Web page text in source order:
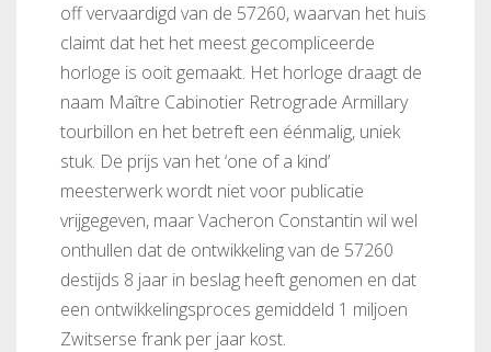
off vervaardigd van de 57260, waarvan het huis
claimt dat het het meest gecompliceerde
horloge is ooit gemaakt. Het horloge draagt de
naam Maître Cabinotier Retrograde Armillary
tourbillon en het betreft een éénmalig, uniek
stuk. De prijs van het ‘one of a kind’
meesterwerk wordt niet voor publicatie
vrijgegeven, maar Vacheron Constantin wil wel
onthullen dat de ontwikkeling van de 57260
destijds 8 jaar in beslag heeft genomen en dat
een ontwikkelingsproces gemiddeld 1 miljoen
Zwitserse frank per jaar kost.